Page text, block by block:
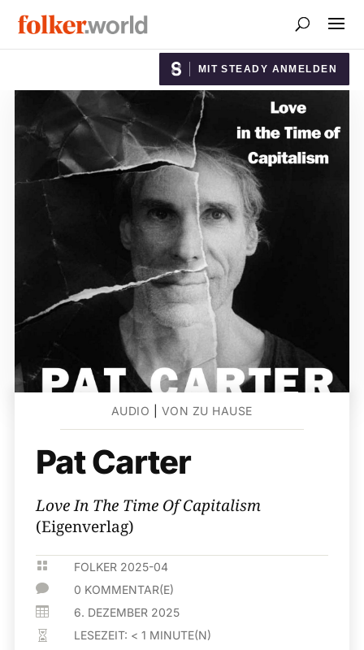
MIT STEADY ANMELDEN
AUDIO VON ZU HAUSE
Pat Carter
Love In The Time Of Capitalism
(Eigenverlag)
 FOLKER 2025-04
 0 KOMMENTAR(E)
 6. DEZEMBER 2025
 LESEZEIT: < 1 MINUTE(N)